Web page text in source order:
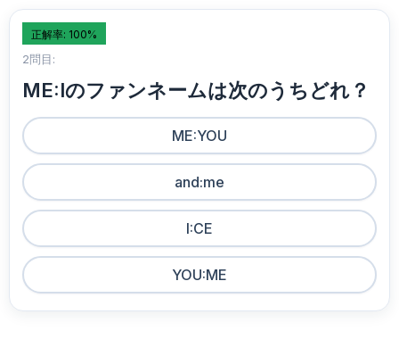
正解率: 100%
2問目:
ME:Iのファンネームは次のうちどれ？
ME:YOU
and:me
I:CE
YOU:ME